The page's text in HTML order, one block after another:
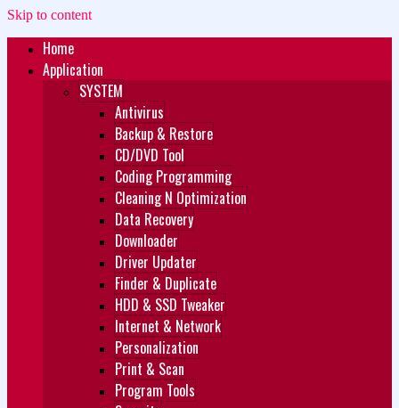
Skip to content
Zukét Printing
Free Download
Home
Application
SYSTEM
Antivirus
Backup & Restore
CD/DVD Tool
Coding Programming
Cleaning N Optimization
Data Recovery
Downloader
Driver Updater
Finder & Duplicate
HDD & SSD Tweaker
Internet & Network
Personalization
Print & Scan
Program Tools